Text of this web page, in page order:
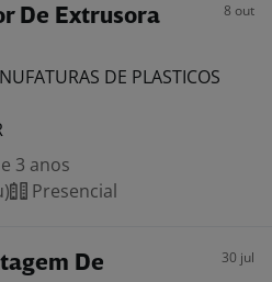
De Extrusora
8 out
DE PLASTICOS
3 anos
Presencial
De
30 jul